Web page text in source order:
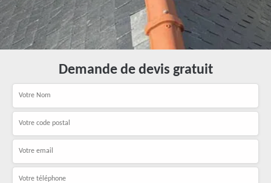
Demande de devis gratuit